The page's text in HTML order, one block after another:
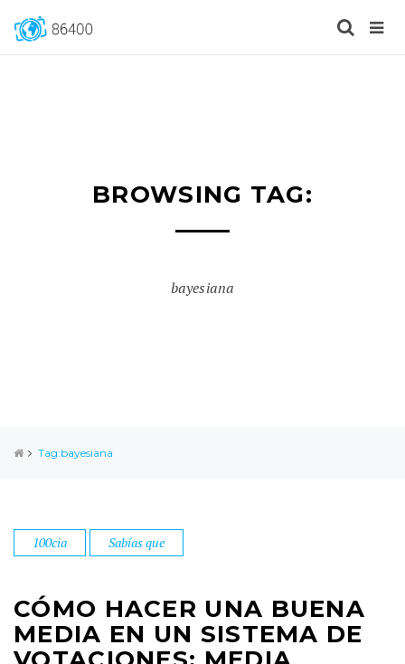
BROWSING TAG:
bayesiana
Tag:bayesiana
100cia Sabías que
CÓMO HACER UNA BUENA
MEDIA EN UN SISTEMA DE